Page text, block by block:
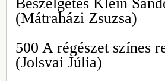
(Mátraházi Zsuzsa)
500 A régészet színes
(Jolsvai Júlia)